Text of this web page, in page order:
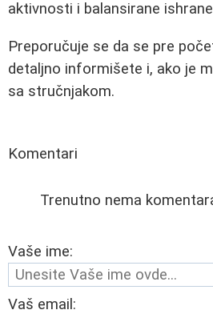
aktivnosti i balansirane
Preporučuje se da se pre
detaljno informišete i, ako je
sa stručnjakom.
Komentari
Trenutno nema
Vaše ime:
Vaš email: